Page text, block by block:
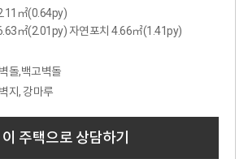
㎡(0.64py)
㎡(2.01py) 자연포치 4.66㎡(1.41py)
돌,백고벽돌
지, 강마루
이 주택으로 상담하기